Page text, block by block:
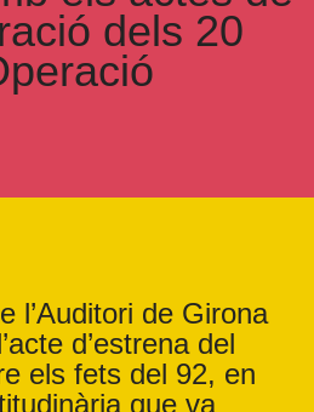
dels 20
l’Auditori de Girona
d’estrena del
els fets del 92, en
que va